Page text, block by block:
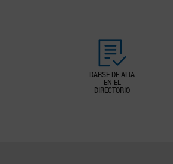
DARSE DE ALTA
EN EL
DIRECTORIO